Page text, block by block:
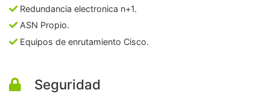
Redundancia electronica n+1.
ASN Propio.
Equipos de enrutamiento Cisco.
Seguridad